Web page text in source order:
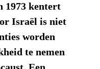
1973 kentert
Israël is niet
worden
te nemen